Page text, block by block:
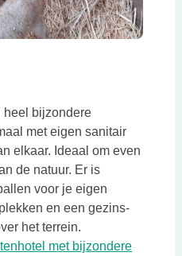
heel bijzondere
met eigen sanitair
elkaar. Ideaal om even
de natuur. Er is
voor je eigen
en een gezins-
het terrein.
met bijzondere